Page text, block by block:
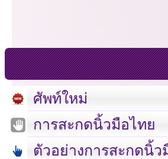
ศัพท์ใหม่
การสะกดนิ้วมือไทย
ตัวอย่างการสะกดนิ้ว